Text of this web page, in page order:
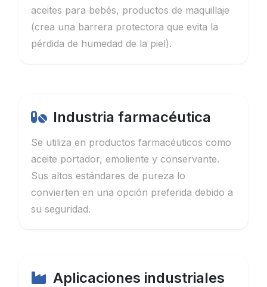
aceites para bebés, productos de maquillaje
(crea una barrera protectora que evita la
pérdida de humedad de la piel).
Industria farmacéutica
Se utiliza en productos farmacéuticos como
aceite portador, emoliente y conservante.
Sus altos estándares de pureza lo
convierten en una opción preferida debido a
su seguridad.
Aplicaciones industriales